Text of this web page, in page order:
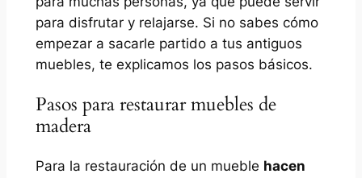
para disfrutar y relajarse. Si no sabes cómo
empezar a sacarle partido a tus antiguos
muebles, te explicamos los pasos básicos.
Pasos para restaurar muebles de
madera
Para la restauración de un mueble hacen